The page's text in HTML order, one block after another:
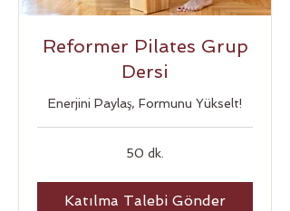
Reformer Pilates Grup
Dersi
Enerjini Paylaş, Formunu Yükselt!
50 dk.
Katılma Talebi Gönder